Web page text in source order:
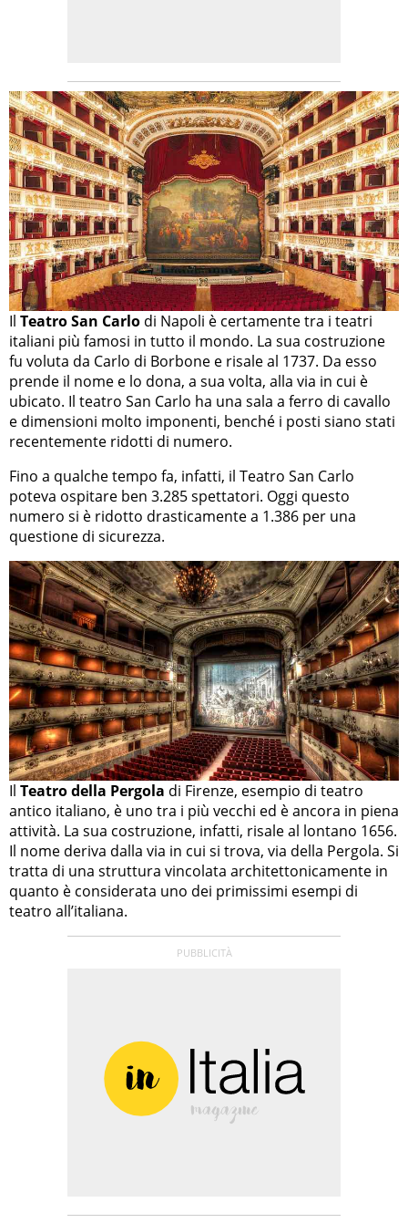
Il Teatro San Carlo di Napoli è certamente tra i teatri
italiani più famosi in tutto il mondo. La sua costruzione
fu voluta da Carlo di Borbone e risale al 1737. Da esso
prende il nome e lo dona, a sua volta, alla via in cui è
ubicato. Il teatro San Carlo ha una sala a ferro di cavallo
e dimensioni molto imponenti, benché i posti siano stati
recentemente ridotti di numero.
Fino a qualche tempo fa, infatti, il Teatro San Carlo
poteva ospitare ben 3.285 spettatori. Oggi questo
numero si è ridotto drasticamente a 1.386 per una
questione di sicurezza.
Il Teatro della Pergola di Firenze, esempio di teatro
antico italiano, è uno tra i più vecchi ed è ancora in piena
attività. La sua costruzione, infatti, risale al lontano 1656.
Il nome deriva dalla via in cui si trova, via della Pergola. Si
tratta di una struttura vincolata architettonicamente in
quanto è considerata uno dei primissimi esempi di
teatro all’italiana.